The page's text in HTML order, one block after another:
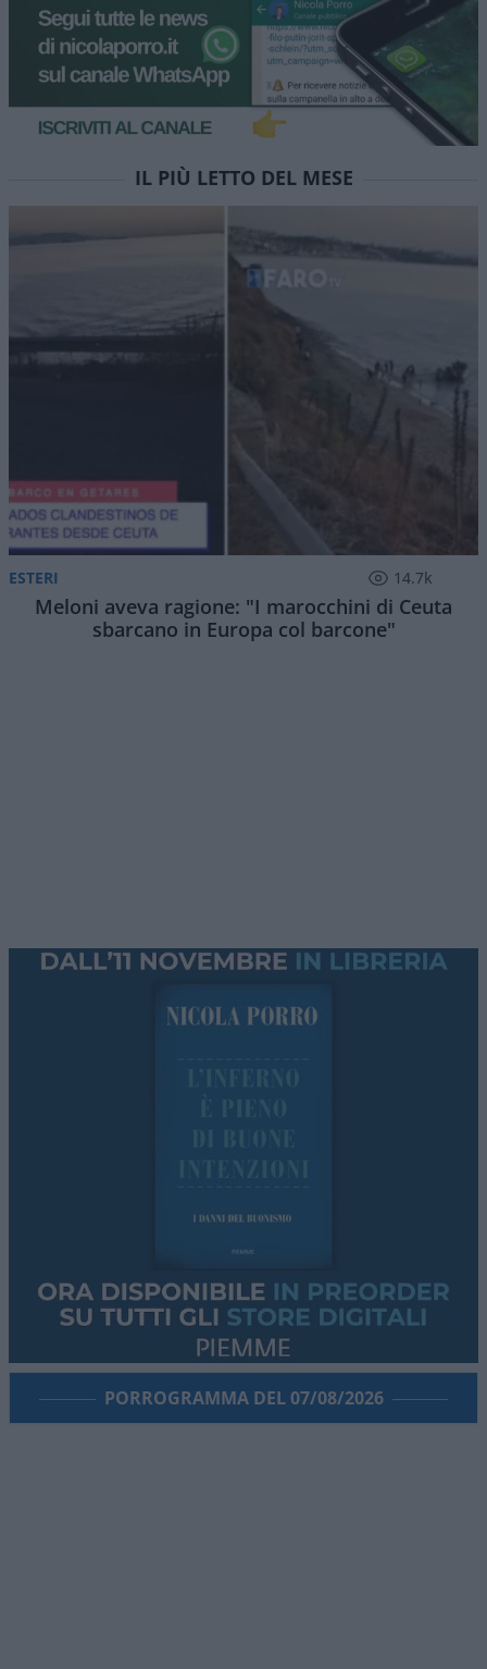
IL PIÙ LETTO DEL MESE
ESTERI 14.7k
Meloni aveva ragione: "I marocchini di Ceuta
sbarcano in Europa col barcone"
PORROGRAMMA DEL 07/08/2026